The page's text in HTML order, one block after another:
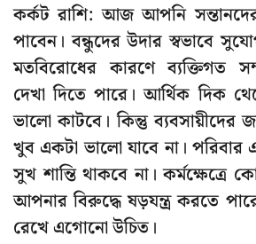
কর্কট রাশি: আজ আপনি
পাবেন। বন্ধুদের উদার স্বভাবে
মতবিরোধের কারণে ব্যক্তিগত
দেখা দিতে পারে। আর্থিক দিক
ভালো কাটবে। কিন্তু
খুব একটা ভালো যাবে না। পরিবার
সুখ শান্তি থাকবে না। কর্মক্ষেত্রে
আপনার বিরুদ্ধে ষড়যন্ত্র করতে
রেখে এগোনো উচিত।